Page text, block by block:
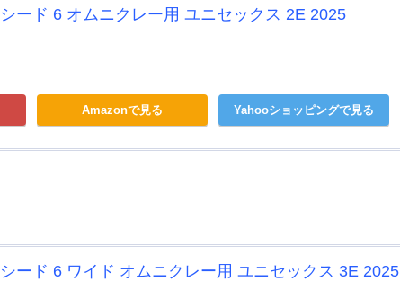
ード 6 オムニクレー用 ユニセックス 2E 2025
Amazonで見る Yahooショッピングで見る
ード 6 ワイド オムニクレー用 ユニセックス 3E 2025